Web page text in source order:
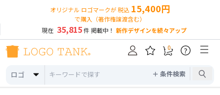
オリジナル ロゴマークが 税込 15,400円
で購入（著作権譲渡含む）
現在 35,815件 掲載中！ 新作デザインを続々アップ
ロゴ ＋ 条件検索
0 ?